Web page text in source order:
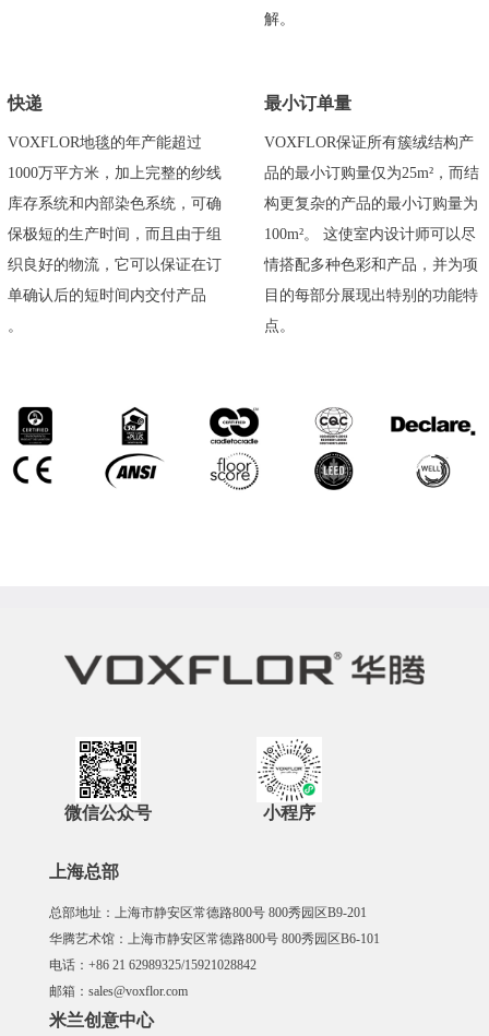
解。
快递
VOXFLOR地毯的年产能超过
1000万平方米，加上完整的纱线
库存系统和内部染色系统，可确
保极短的生产时间，而且由于组
织良好的物流，它可以保证在订
单确认后的短时间内交付产品
。
最小订单量
VOXFLOR保证所有簇绒结构产
品的最小订购量仅为25m²，而结
构更复杂的产品的最小订购量为
100m²。 这使室内设计师可以尽
情搭配多种色彩和产品，并为项
目的每部分展现出特别的功能特
点。
微信公众号 小程序
上海总部
总部地址：上海市静安区常德路800号 800秀园区B9-201
华腾艺术馆：上海市静安区常德路800号 800秀园区B6-101
电话：+86 21 62989325/15921028842
邮箱：sales@voxflor.com
米兰创意中心